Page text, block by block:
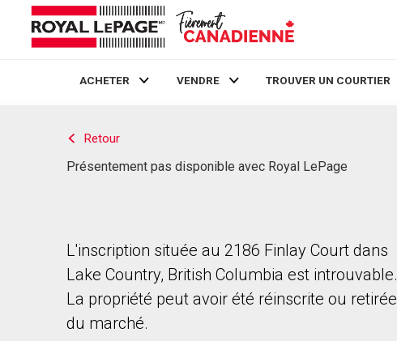
ACHETER VENDRE TROUVER UN COURTIER
Retour
Présentement pas disponible avec Royal LePage
L'inscription située au 2186 Finlay Court dans
Lake Country, British Columbia est introuvable.
La propriété peut avoir été réinscrite ou retirée
du marché.